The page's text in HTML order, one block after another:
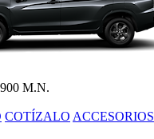
M.N.
COTÍZALO ACCESORIOS